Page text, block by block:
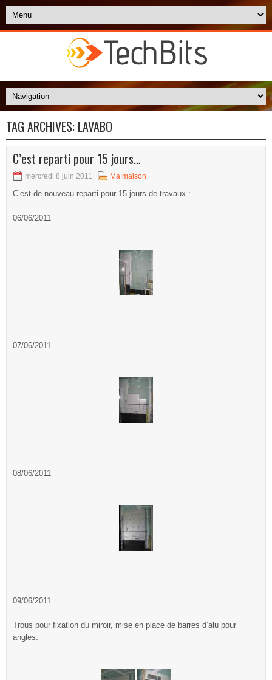
TAG ARCHIVES: LAVABO
C’est reparti pour 15 jours…
mercredi 8 juin 2011 Ma maison
C’est de nouveau reparti pour 15 jours de travaux :
06/06/2011
07/06/2011
08/06/2011
09/06/2011
Trous pour fixation du miroir, mise en place de barres d’alu pour
angles.